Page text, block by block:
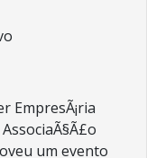
EmpresÃ¡ria
um evento